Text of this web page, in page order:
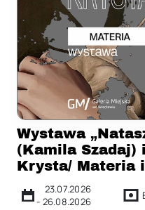
Wystawa
(Kamila Szadaj)
Krysta/ Materia
23.07.2026
- 26.08.2026